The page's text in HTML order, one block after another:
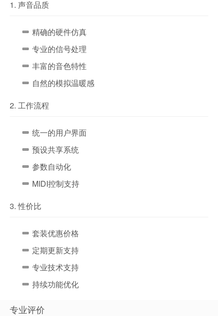
1. 声音品质
精确的硬件仿真
专业的信号处理
丰富的音色特性
自然的模拟温暖感
2. 工作流程
统一的用户界面
预设共享系统
参数自动化
MIDI控制支持
3. 性价比
套装优惠价格
定期更新支持
专业技术支持
持续功能优化
专业评价